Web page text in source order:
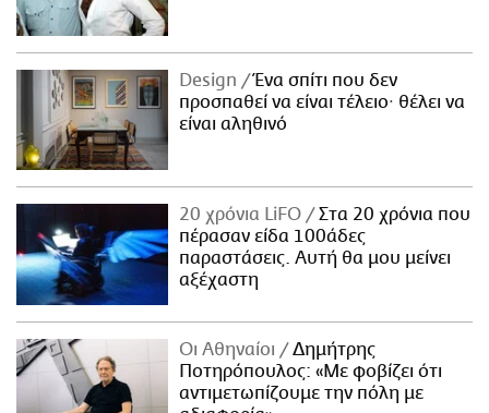
Design
Ένα σπίτι που δεν
προσπαθεί να είναι τέλειο· θέλει να
είναι αληθινό
20 χρόνια LiFO
Στα 20 χρόνια που
πέρασαν είδα 100άδες
παραστάσεις. Αυτή θα μου μείνει
αξέχαστη
Οι Αθηναίοι
Δημήτρης
Ποτηρόπουλος: «Με φοβίζει ότι
αντιμετωπίζουμε την πόλη με